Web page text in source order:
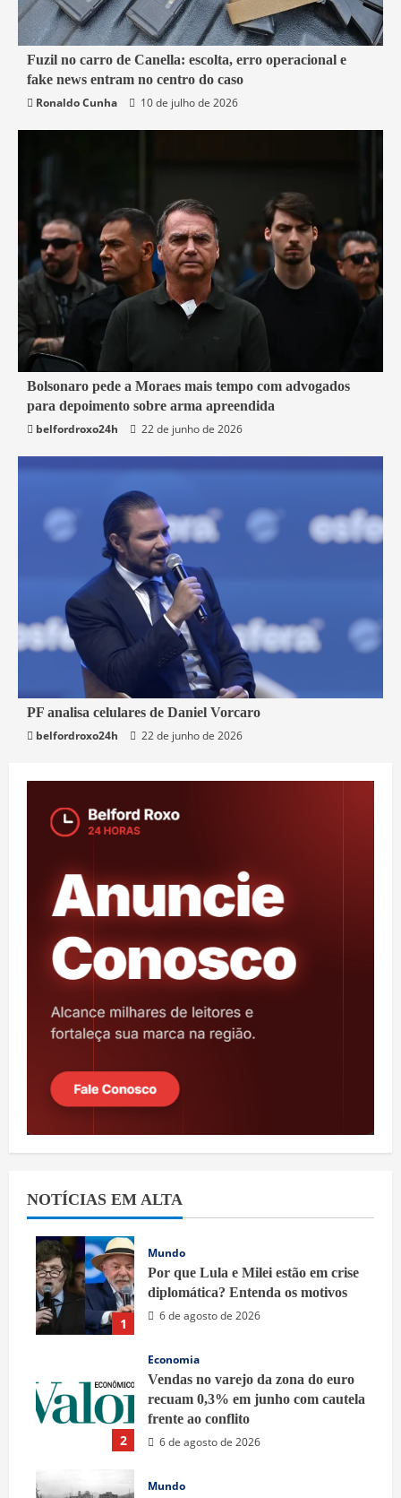
7 min read
Belford Roxo
Brasil Política Segurança
Fuzil no carro de Canella: escolta, erro operacional e
fake news entram no centro do caso
Ronaldo Cunha
10 de julho de 2026
3 min read
Brasil
Bolsonaro pede a Moraes mais tempo com advogados
para depoimento sobre arma apreendida
belfordroxo24h
22 de junho de 2026
3 min read
Brasil
PF analisa celulares de Daniel Vorcaro
belfordroxo24h
22 de junho de 2026
NOTÍCIAS EM ALTA
1
Mundo
Por que Lula e Milei estão em crise
diplomática? Entenda os motivos
6 de agosto de 2026
2
Economia
Vendas no varejo da zona do euro
recuam 0,3% em junho com cautela
frente ao conflito
6 de agosto de 2026
Mundo